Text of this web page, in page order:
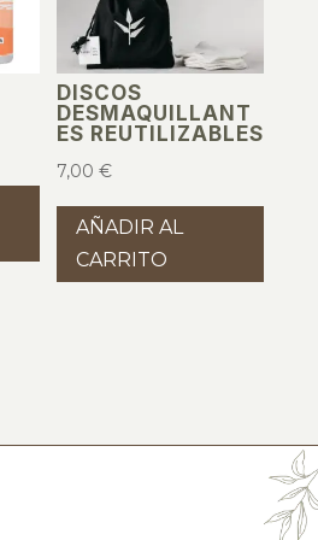
DISCOS
DESMAQUILLANT
ES REUTILIZABLES
7,00€
AÑADIR AL
CARRITO